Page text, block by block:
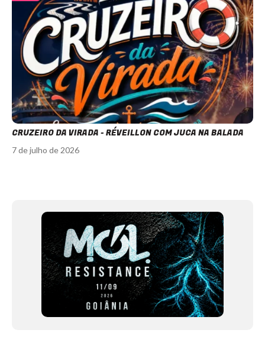
CRUZEIRO DA VIRADA - RÉVEILLON COM JUCA NA BALADA
7 de julho de 2026